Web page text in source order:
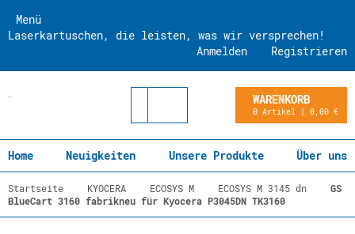
Menü
Laserkartuschen, die leisten, was wir versprechen!
Registrieren
Anmelden
WARENKORB
0 Artikel | 0,00 €
Home Neuigkeiten Unsere Produkte Über uns
Startseite KYOCERA ECOSYS M ECOSYS M 3145 dn
GS
BlueCart 3160 fabrikneu für Kyocera P3045DN TK3160